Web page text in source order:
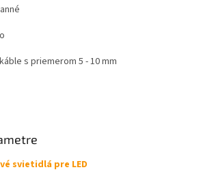
s priemerom 5 - 10 mm
svietidlá pre LED